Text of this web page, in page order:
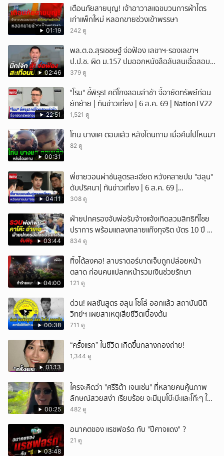
01:19
เตือนภัยสายบุญ! เจ้าอาวาสแฉขบวนการผ้าไตร
เก่าแพ็กใหม่ หลอกขายช่วงเข้าพรรษา
242 ดู
02:46
พล.ต.อ.สุรเชชษฐ์ จ่อฟ้อง เลขาฯ-รองเลขาฯ
ป.ป.ช. ผิด ม.157 ปมออกหนังสือสับสนเอื้อสอบ
คดีซ้ำซ้อน
379 ดู
22:51
"โรม" ชี้พิรุธ! คดีโกงสอบล่าช้า จี้อายัดทรัพย์ก่อน
ยักย้าย | ทันข่าวเที่ยง | 6 ส.ค. 69 | NationTV22
1,521 ดู
00:31
โทน บางแค ตอบแล้ว หลังโดนถาม เมื่อคืนไปไหนมา
82 ดู
04:11
พี่ชายวอนผ่าชันสูตรละเอียด หวังคลายปม "ฮลุน"
ดับปริศนา| ทันข่าวเที่ยง | 6 ส.ค. 69 |
NationTV22
308 ดู
03:44
ฝ่ายปกครองจับพ่อรับจ้างแจ้งเกิดสวมสิทธิที่ไชย
ปราการ พร้อมแถลงทลายแก๊งทุจริต บัตร 10 ปี ที่
แม่สอด
834 ดู
04:00
ทิ้งได้ลงคอ! ลาบราดอร์บาดเจ็บถูกปล่อยหน้า
ตลาด ก่อนคนแปลกหน้ารวมเงินช่วยรักษา
121 ดู
00:38
ด่วน! ผลชันสูตร ฮลุน โซโล่ ออกแล้ว สถาบันนิติ
วิทย์ฯ เผยสาเหตุเสียชีวิตเบื้องต้น
711 ดู
01:13
“ครั้งแรก” ในชีวิต เกิดขึ้นกลางกองถ่าย!
1,344 ดู
00:25
ใครจะคิดว่า "ศรีริต้า เจนเซ่น" ที่หลายคนคุ้นภาพ
ลักษณ์สวยสง่า เรียบร้อย จะมีมุมโบ๊ะบ๊ะและโก๊ะๆ ให้
ได้อมยิ้มเหมือนกัน งานนี้ทำเอาแฟนๆ ทั้งเอ็นดูทั้ง
482 ดู
03:48
อนาคตของ แรชฟอร์ด กับ "ปีศาจแดง" ?
21 ดู